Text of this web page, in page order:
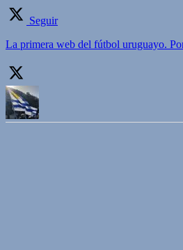
Seguir
La primera web del fútbol uruguayo.